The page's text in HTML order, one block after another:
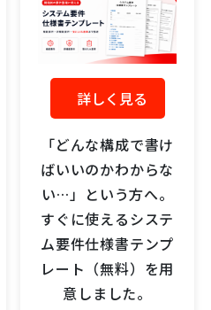
詳しく見る
「どんな構成で書け
ばいいのかわからな
い…」という方へ。
すぐに使えるシステ
ム要件仕様書テンプ
レート（無料）を用
意しました。